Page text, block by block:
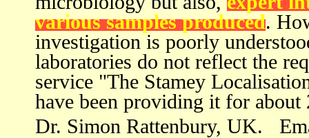
various samples produced.
investigation is poorly
laboratories do not reflect the
service "The Stamey
have been providing it for about
Dr. Simon Rattenbury, UK.